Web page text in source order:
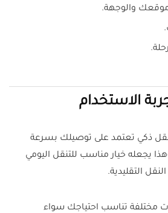
والوجهة.
الاستخدام
ذكي تعتمد على توصيلك بسرعة
يجعله خيار مناسب للتنقل اليومي
التقليدية.
مختلفة تناسب احتياجك سواء